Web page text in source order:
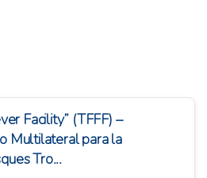
Facility” (TFFF) –
Multilateral para la
Tro...